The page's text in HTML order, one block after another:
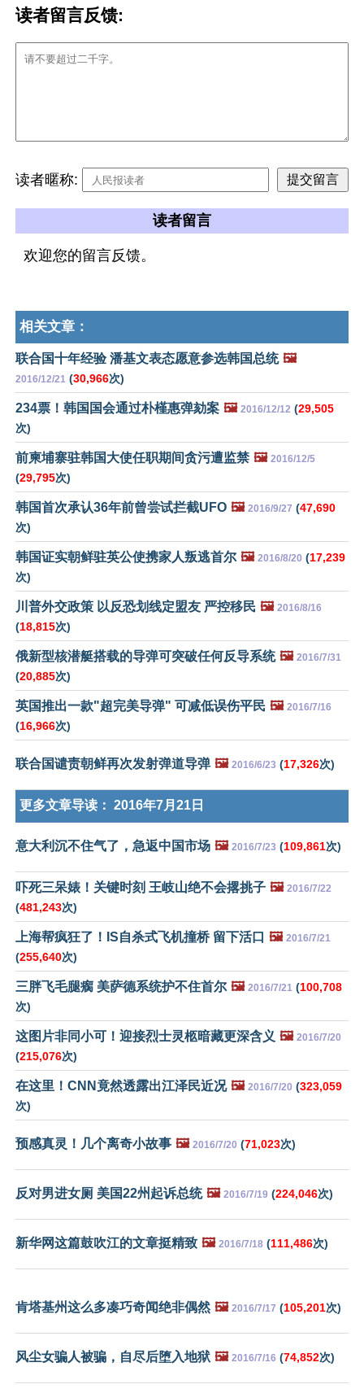
读者留言反馈:
读者暱称:
读者留言
欢迎您的留言反馈。
相关文章：
联合国十年经验 潘基文表态愿意参选韩国总统 🖼️
2016/12/21 (30,966次)
234票！韩国国会通过朴槿惠弹劾案 🖼️ 2016/12/12 (29,505
次)
前柬埔寨驻韩国大使任职期间贪污遭监禁 🖼️ 2016/12/5
(29,795次)
韩国首次承认36年前曾尝试拦截UFO 🖼️ 2016/9/27 (47,690
次)
韩国证实朝鲜驻英公使携家人叛逃首尔 🖼️ 2016/8/20 (17,239
次)
川普外交政策 以反恐划线定盟友 严控移民 🖼️ 2016/8/16
(18,815次)
俄新型核潜艇搭载的导弹可突破任何反导系统 🖼️ 2016/7/31
(20,885次)
英国推出一款"超完美导弹" 可减低误伤平民 🖼️ 2016/7/16
(16,966次)
联合国谴责朝鲜再次发射弹道导弹 🖼️ 2016/6/23 (17,326次)
更多文章导读： 2016年7月21日
意大利沉不住气了，急返中国市场 🖼️ 2016/7/23 (109,861次)
吓死三呆婊！关键时刻 王岐山绝不会撂挑子 🖼️ 2016/7/22
(481,243次)
上海帮疯狂了！IS自杀式飞机撞桥 留下活口 🖼️ 2016/7/21
(255,640次)
三胖飞毛腿瘸 美萨德系统护不住首尔 🖼️ 2016/7/21 (100,708
次)
这图片非同小可！迎接烈士灵柩暗藏更深含义 🖼️ 2016/7/20
(215,076次)
在这里！CNN竟然透露出江泽民近况 🖼️ 2016/7/20 (323,059
次)
预感真灵！几个离奇小故事 🖼️ 2016/7/20 (71,023次)
反对男进女厕 美国22州起诉总统 🖼️ 2016/7/19 (224,046次)
新华网这篇鼓吹江的文章挺精致 🖼️ 2016/7/18 (111,486次)
肯塔基州这么多凑巧奇闻绝非偶然 🖼️ 2016/7/17 (105,201次)
风尘女骗人被骗，自尽后堕入地狱 🖼️ 2016/7/16 (74,852次)